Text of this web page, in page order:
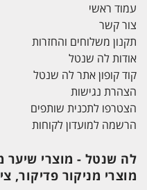
עמוד ראשי
צור קשר
תקנון משלוחים והחזרות
אודות לה שנטל
קוד קופון אתר לה שנטל
הצהרת נגישות
הצטרפו לתכנית שותפים
הרשמה למועדון לקוחות
לה שנטל - מוצרי שיער
מוצרי מניקור פדיקור,